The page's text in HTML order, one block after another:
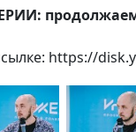
https://